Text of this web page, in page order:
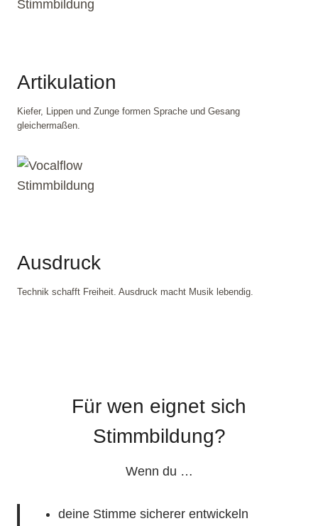
Artikulation
Kiefer, Lippen und Zunge formen Sprache und Gesang
gleichermaßen.
Ausdruck
Technik schafft Freiheit. Ausdruck macht Musik lebendig.
Für wen eignet sich
Stimmbildung?
Wenn du …
deine Stimme sicherer entwickeln